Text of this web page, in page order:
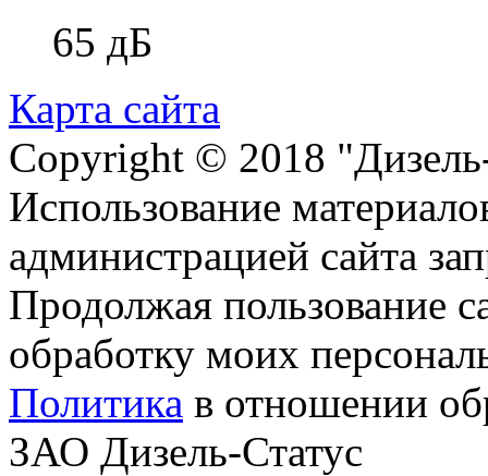
65 дБ
Карта сайта
Copyright © 2018
Использование
администрацией сайта
Продолжая пользование
обработку моих
Политика в отношении
ЗАО Дизель-Статус